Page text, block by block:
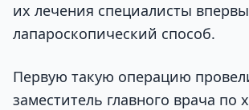
их лечения специалисты
лапароскопический способ.
Первую такую операцию
заместитель главного врача по